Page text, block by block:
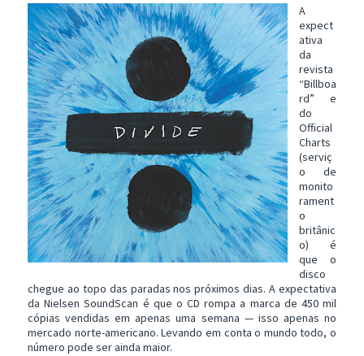
A
expect
ativa
da
revista
“Billboa
rd” e
do
Official
Charts
(serviç
o de
monito
rament
o
britânic
o) é
que o
disco
chegue ao topo das paradas nos próximos dias. A expectativa
da Nielsen SoundScan é que o CD rompa a marca de 450 mil
cópias vendidas em apenas uma semana — isso apenas no
mercado norte-americano. Levando em conta o mundo todo, o
número pode ser ainda maior.